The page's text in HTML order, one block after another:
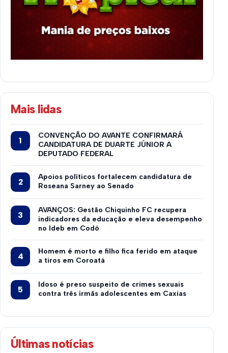
Mais lidas
CONVENÇÃO DO AVANTE CONFIRMARÁ
CANDIDATURA DE DUARTE JÚNIOR A
DEPUTADO FEDERAL
Apoios políticos fortalecem candidatura de
Roseana Sarney ao Senado
AVANÇOS: Gestão Chiquinho FC recupera
indicadores da educação e eleva desempenho
no Ideb em Codó
Homem é morto e filho fica ferido em ataque
a tiros em Coroatá
Idoso é preso suspeito de crimes sexuais
contra três irmãs adolescentes em Caxias
Últimas notícias